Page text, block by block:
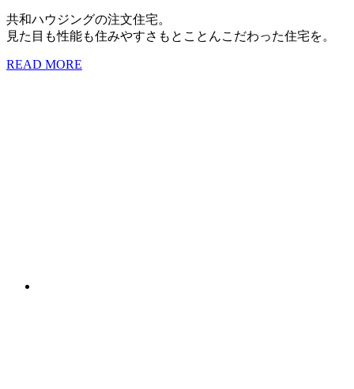
共和ハウジングの注文住宅。
見た目も性能も住みやすさもとことんこだわった住宅を。
READ MORE